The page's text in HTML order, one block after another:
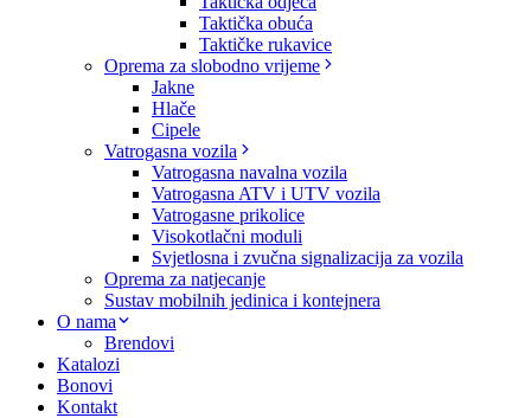
Taktička obuća
Taktičke rukavice
Oprema za slobodno vrijeme
Jakne
Hlače
Cipele
Vatrogasna vozila
Vatrogasna navalna vozila
Vatrogasna ATV i UTV vozila
Vatrogasne prikolice
Visokotlačni moduli
Svjetlosna i zvučna signalizacija za vozila
Oprema za natjecanje
Sustav mobilnih jedinica i kontejnera
O nama
Brendovi
Katalozi
Bonovi
Kontakt